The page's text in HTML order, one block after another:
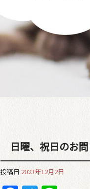
日曜、祝日のお
投稿日 2023年12月2日